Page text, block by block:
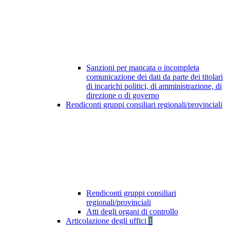
Sanzioni per mancata o incompleta
comunicazione dei dati da parte dei titolari
di incarichi politici, di amministrazione, di
direzione o di governo
Rendiconti gruppi consiliari regionali/provinciali
Rendiconti gruppi consiliari
regionali/provinciali
Atti degli organi di controllo
Articolazione degli uffici 1